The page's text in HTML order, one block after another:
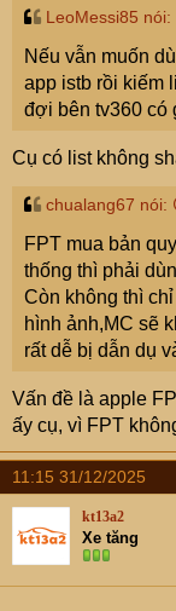
LeoMessi85 nói:
Nếu vẫn muốn
app istb rồi kiếm
đợi bên tv360 có
Cụ có list không
chualang67 nói:
FPT mua bản
thống thì phải
Còn không thì
hình ảnh,MC sẽ
rất dễ bị dẫn dụ
Vấn đề là apple
ấy cụ, vì FPT
11:15 31/12/2025
kt13a2
Xe tăng